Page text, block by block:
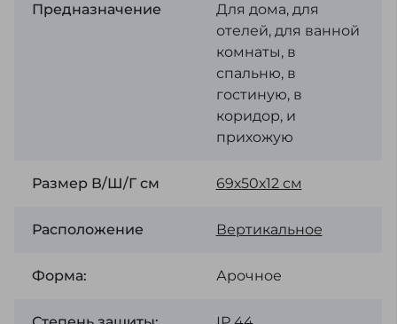
Предназначение
Для дома, для
отелей, для ванной
комнаты, в
спальню, в
гостиную, в
коридор, и
прихожую
Размер В/Ш/Г см 69х50х12 см
Расположение Вертикальное
Форма: Арочное